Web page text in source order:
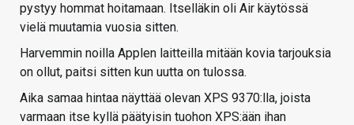
pystyy hommat hoitamaan. Itselläkin oli Air käytössä
vielä muutamia vuosia sitten.
Harvemmin noilla Applen laitteilla mitään kovia tarjouksia
on ollut, paitsi sitten kun uutta on tulossa.
Aika samaa hintaa näyttää olevan XPS 9370:lla, joista
varmaan itse kyllä päätyisin tuohon XPS:ään ihan